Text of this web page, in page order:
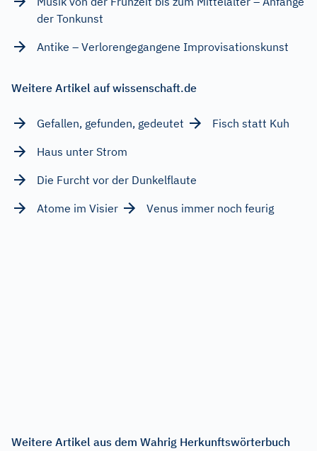
der Tonkunst
Antike – Verlorengegangene Improvisationskunst
Weitere Artikel auf wissenschaft.de
Gefallen, gefunden, gedeutet
Fisch statt Kuh
Haus unter Strom
Die Furcht vor der Dunkelflaute
Atome im Visier
Venus immer noch feurig
Weitere Artikel aus dem Wahrig Herkunftswörterbuch